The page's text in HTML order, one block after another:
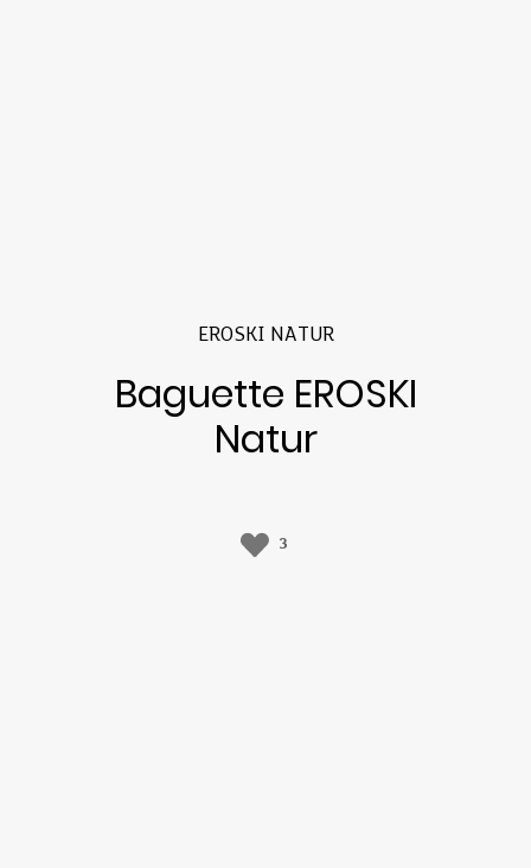
EROSKI NATUR
Baguette EROSKI
Natur
3